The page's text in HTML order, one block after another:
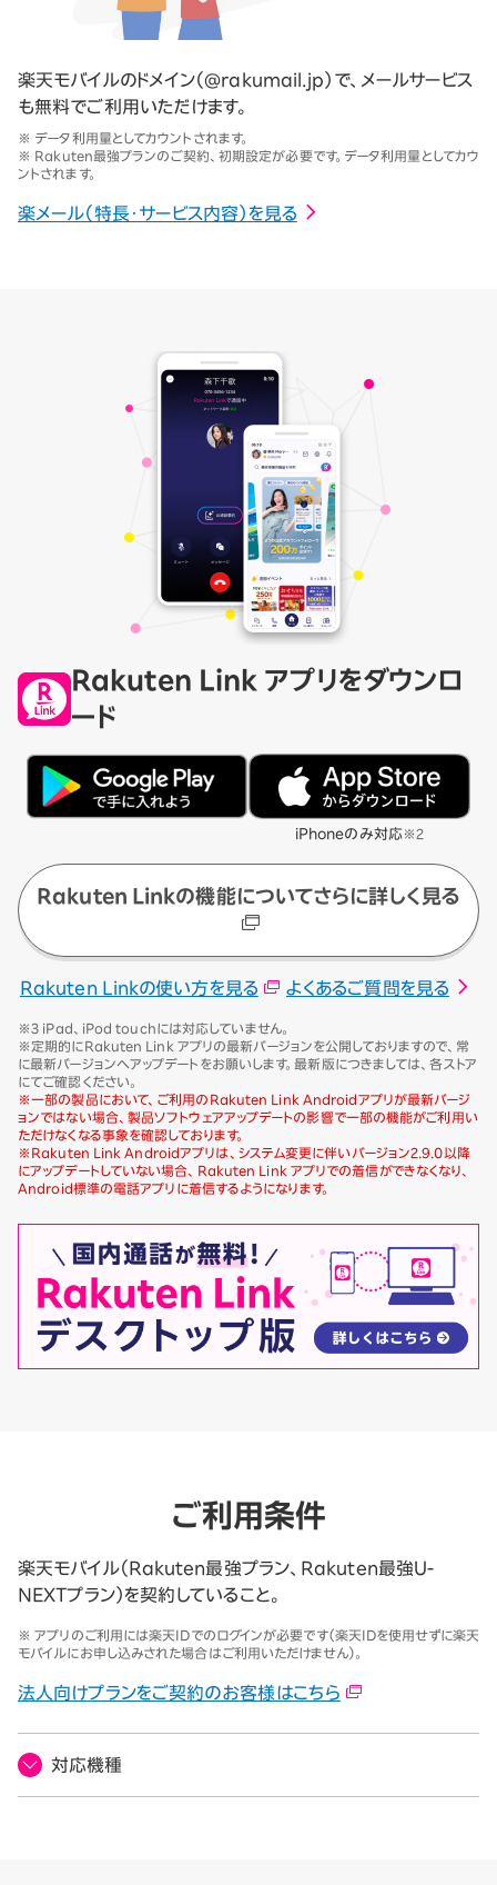
楽天モバイルのドメイン（@rakumail.jp）で、メールサービス
も無料でご利用いただけます。
※ データ利用量としてカウントされます。
※ Rakuten最強プランのご契約、初期設定が必要です。データ利用量としてカウ
ントされます。
楽メール（特長・サービス内容）を見る
Rakuten Link アプリをダウンロ
ード
iPhoneのみ対応※2
Rakuten Linkの機能についてさらに詳しく見る
Rakuten Linkの使い方を見る よくあるご質問を見る
※3 iPad、iPod touchには対応していません。
※定期的にRakuten Link アプリの最新バージョンを公開しておりますので、常
に最新バージョンへアップデートをお願いします。最新版につきましては、各ストア
にてご確認ください。
※一部の製品において、ご利用のRakuten Link Androidアプリが最新バージ
ョンではない場合、製品ソフトウェアアップデートの影響で一部の機能がご利用い
ただけなくなる事象を確認しております。
※Rakuten Link Androidアプリは、システム変更に伴いバージョン2.9.0以降
にアップデートしていない場合、Rakuten Link アプリでの着信ができなくなり、
Android標準の電話アプリに着信するようになります。
ご利用条件
楽天モバイル（Rakuten最強プラン、Rakuten最強U-
NEXTプラン）を契約していること。
※ アプリのご利用には楽天IDでのログインが必要です（楽天IDを使用せずに楽天
モバイルにお申し込みされた場合はご利用いただけません）。
法人向けプランをご契約のお客様はこちら
対応機種